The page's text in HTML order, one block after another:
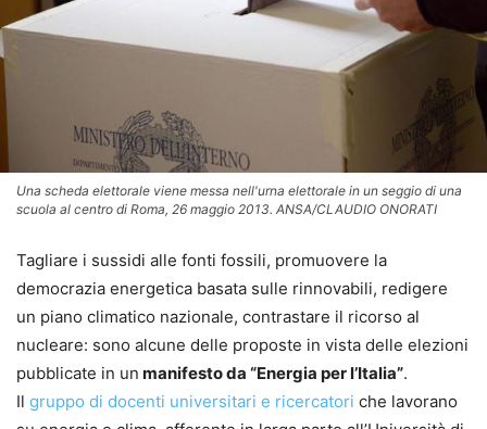
Una scheda elettorale viene messa nell'urna elettorale in un seggio di una
scuola al centro di Roma, 26 maggio 2013. ANSA/CLAUDIO ONORATI
Tagliare i sussidi alle fonti fossili, promuovere la
democrazia energetica basata sulle rinnovabili, redigere
un piano climatico nazionale, contrastare il ricorso al
nucleare: sono alcune delle proposte in vista delle elezioni
pubblicate in un manifesto da “Energia per l’Italia”.
Il gruppo di docenti universitari e ricercatori che lavorano